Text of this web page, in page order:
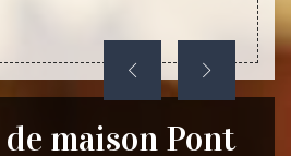
maison Pont